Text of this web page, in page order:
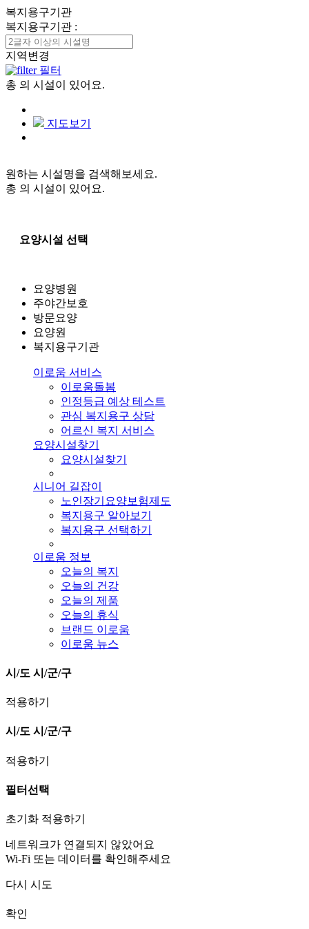
복지용구기관
복지용구기관 :
지역변경
필터
총 의 시설이 있어요.
지도보기
원하는 시설명을 검색해보세요.
총 의 시설이 있어요.
요양시설 선택
요양병원
주야간보호
방문요양
요양원
복지용구기관
이로움 서비스
이로움돌봄
인정등급 예상 테스트
관심 복지용구 상담
어르신 복지 서비스
요양시설찾기
요양시설찾기
시니어 길잡이
노인장기요양보험제도
복지용구 알아보기
복지용구 선택하기
이로움 정보
오늘의 복지
오늘의 건강
오늘의 제품
오늘의 휴식
브랜드 이로움
이로움 뉴스
시/도 시/군/구
적용하기
시/도 시/군/구
적용하기
필터선택
초기화 적용하기
네트워크가 연결되지 않았어요
Wi-Fi 또는 데이터를 확인해주세요
다시 시도
확인